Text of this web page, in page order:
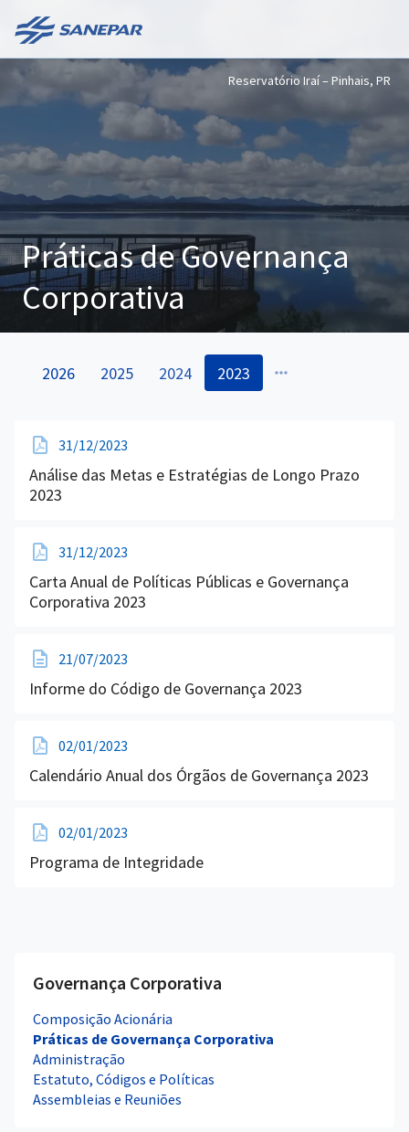
Reservatório Iraí – Pinhais, PR
Práticas de Governança
Corporativa
2026 2025 2024 2023
31/12/2023
Análise das Metas e Estratégias de Longo Prazo
2023
31/12/2023
Carta Anual de Políticas Públicas e Governança
Corporativa 2023
21/07/2023
Informe do Código de Governança 2023
02/01/2023
Calendário Anual dos Órgãos de Governança 2023
02/01/2023
Programa de Integridade
Governança Corporativa
Composição Acionária
Práticas de Governança Corporativa
Administração
Estatuto, Códigos e Políticas
Assembleias e Reuniões